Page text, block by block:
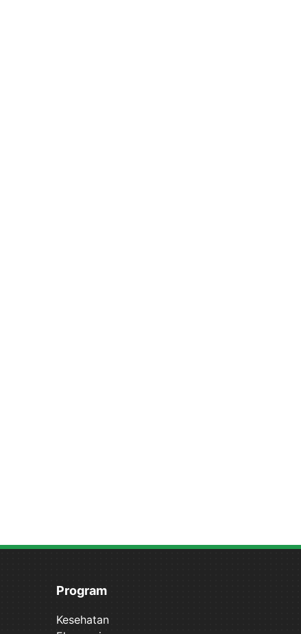
Program
Kesehatan